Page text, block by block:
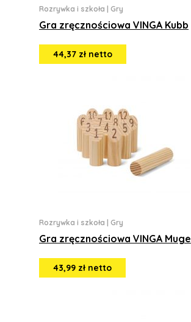
Rozrywka i szkoła Gry
Gra zręcznościowa VINGA Kubb
44,37 zł netto
Rozrywka i szkoła Gry
Gra zręcznościowa VINGA Muge
43,99 zł netto